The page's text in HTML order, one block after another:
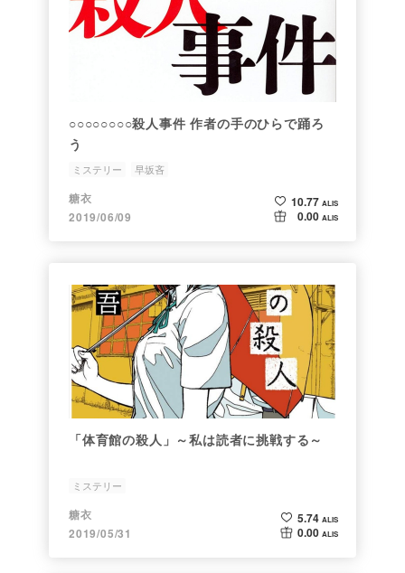
○○○○○○○○殺人事件 作者の手のひらで踊ろ
う
ミステリー 早坂吝
糖衣
2019/06/09
10.77 ALIS
0.00 ALIS
「体育館の殺人」～私は読者に挑戦する～
ミステリー
糖衣
2019/05/31
5.74 ALIS
0.00 ALIS